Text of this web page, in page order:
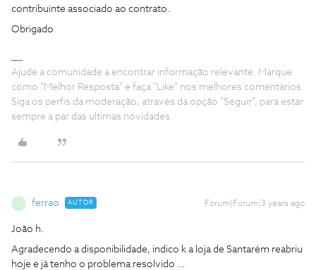
contribuinte associado ao contrato.
Obrigado
Ajude a comunidade a encontrar informação relevante. Marque
como "Melhor Resposta" e faça "Like" nos melhores comentários.
Siga os perfis da moderação, através da opção "Seguir", para estar
sempre a par das ultimas novidades.
ferrao AUTOR Forum|Forum|3 years ago
João h.
Agradecendo a disponibilidade, indico k a loja de Santarém reabriu
hoje e já tenho o problema resolvido …